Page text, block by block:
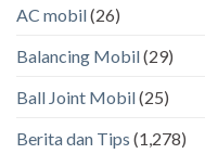
AC mobil(26)
Balancing Mobil(29)
Ball Joint Mobil(25)
Berita dan Tips (1,278)